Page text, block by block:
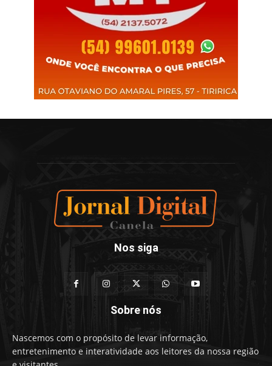
Nos siga
Sobre nós
Nascemos com o propósito de levar informação,
entretenimento e interatividade aos leitores da nossa região